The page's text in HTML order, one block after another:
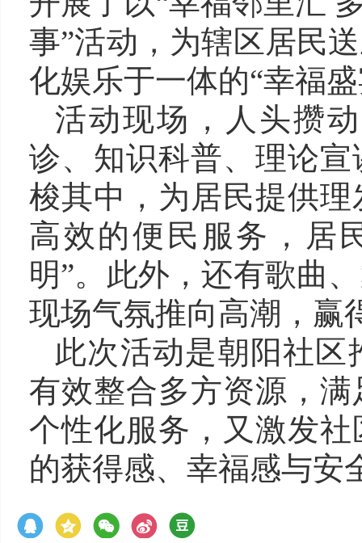
事”活动，为辖区居民
化娱乐于一体的“幸福
活动现场，人头攒
诊、知识科普、理论
梭其中，为居民提供
高效的便民服务，居
明”。此外，还有歌曲
现场气氛推向高潮，赢
此次活动是朝阳社
有效整合多方资源，
个性化服务，又激发
的获得感、幸福感与安